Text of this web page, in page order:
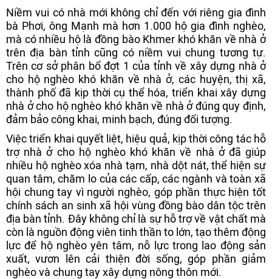
Niềm vui có nhà mới không chỉ đến với riêng gia đình
bà Phơi, ông Mạnh mà hơn 1.000 hộ gia đình nghèo,
mà có nhiều hộ là đồng bào Khmer khó khăn về nhà ở
trên địa bàn tỉnh cũng có niềm vui chung tương tự.
Trên cơ sở phân bổ đợt 1 của tỉnh về xây dựng nhà ở
cho hộ nghèo khó khăn về nhà ở, các huyện, thị xã,
thành phố đã kịp thời cụ thể hóa, triển khai xây dựng
nhà ở cho hộ nghèo khó khăn về nhà ở đúng quy định,
đảm bảo công khai, minh bạch, đúng đối tượng.
Việc triển khai quyết liệt, hiệu quả, kịp thời công tác hỗ
trợ nhà ở cho hộ nghèo khó khăn về nhà ở đã giúp
nhiều hộ nghèo xóa nhà tạm, nhà dột nát, thể hiện sự
quan tâm, chăm lo của các cấp, các ngành và toàn xã
hội chung tay vì người nghèo, góp phần thực hiện tốt
chính sách an sinh xã hội vùng đồng bào dân tộc trên
địa bàn tỉnh. Đây không chỉ là sự hỗ trợ về vật chất mà
còn là nguồn động viên tinh thần to lớn, tạo thêm động
lực để hộ nghèo yên tâm, nỗ lực trong lao động sản
xuất, vươn lên cải thiện đời sống, góp phần giảm
nghèo và chung tay xây dựng nông thôn mới.